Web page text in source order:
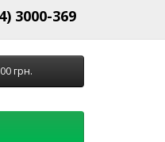
3000-369
грн.